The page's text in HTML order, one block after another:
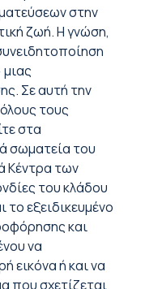
στην
ζωή. Η γνώση,
Σε αυτή την
τους
στα
σωματεία του
Κέντρα των
του κλάδου
το εξειδικευμένο
και
να
εικόνα ή και να
που σχετίζεται